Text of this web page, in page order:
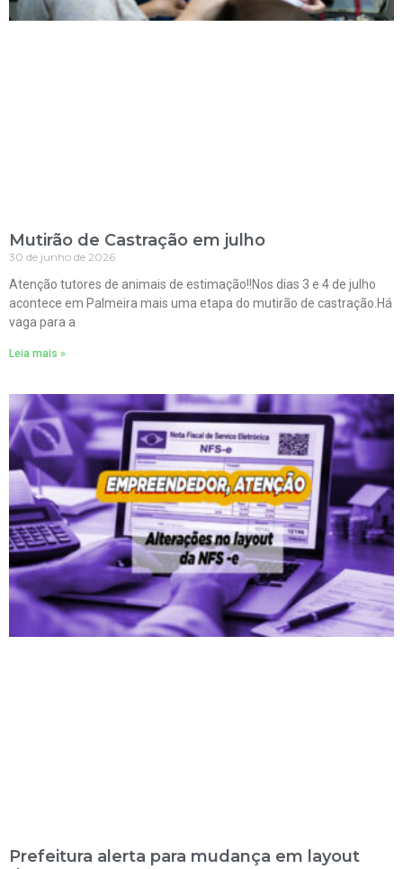
Mutirão de Castração em julho
30 de junho de 2026
Atenção tutores de animais de estimação!!Nos dias 3 e 4 de julho
acontece em Palmeira mais uma etapa do mutirão de castração.Há
vaga para a
Leia mais »
Prefeitura alerta para mudança em layout